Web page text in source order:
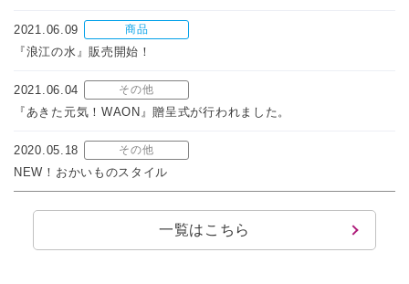
2021.06.09 商品
『浪江の水』販売開始！
2021.06.04 その他
『あきた元気！WAON』贈呈式が行われました。
2020.05.18 その他
NEW！おかいものスタイル
一覧はこちら